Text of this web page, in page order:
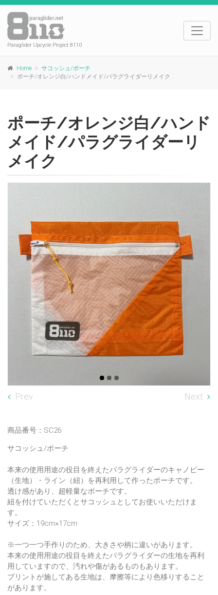
Paraglider Upcycle Project 8110
Home
サコッシュ/ポーチ
ポーチ/オレンジ白/ハンドメイド/パラグライダーリメイク
ポーチ/オレンジ白/ハンド
メイド/パラグライダーリ
メイク
Prev Next
商品番号：SC26
サコッシュ/ポーチ
本来の使用用途の役目を終えたパラグライダーのキャノピー
（生地）・ライン（紐）を再利用して作ったポーチです。
透け感があり、超軽量なポーチです。
紐を付けていただくとサコッシュとしてお使いいただけま
す。
サイズ：19cm×17cm
※一つ一つ手作りのため、大きさや柄に違いがあります。
本来の使用用途の役目を終えたパラグライダーの生地を再利
用していますので、汚れや傷があるものもあります。
プリントが施してある生地は、摩擦等により色移りすること
があります。